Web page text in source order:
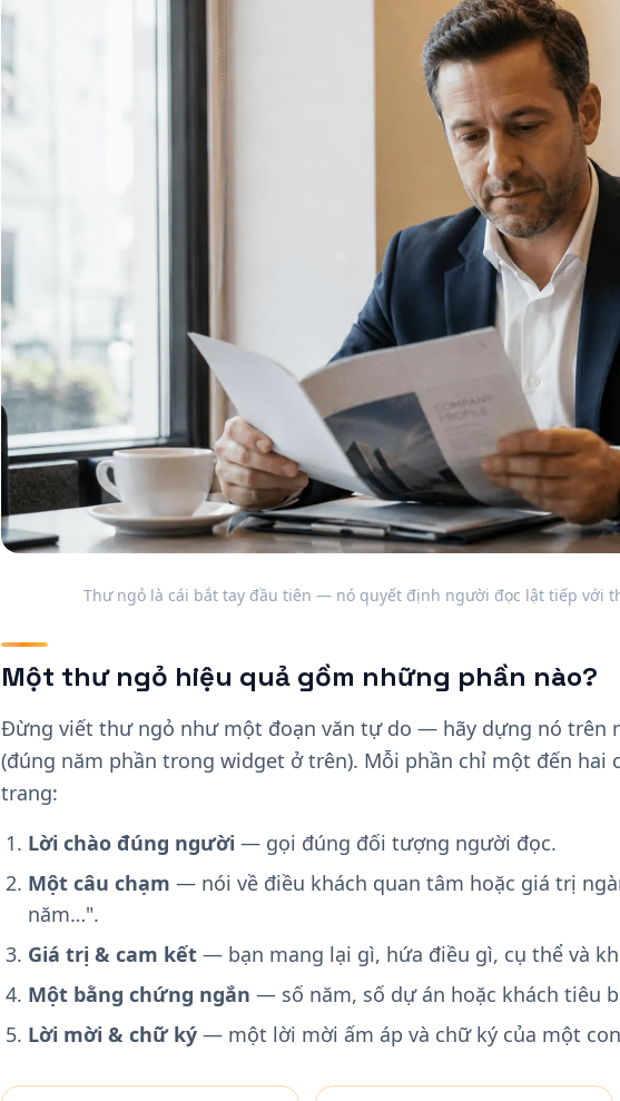
Thư ngỏ là cái bắt tay đầu tiên — nó quyết định người đọc lật tiếp với
Một thư ngỏ hiệu quả gồm những phần nào?
Đừng viết thư ngỏ như một đoạn văn tự do — hãy dựng nó trên
(đúng năm phần trong widget ở trên). Mỗi phần chỉ một đến hai
trang:
Lời chào đúng người — gọi đúng đối tượng người đọc.
Một câu chạm — nói về điều khách quan tâm hoặc giá trị
năm…".
Giá trị & cam kết — bạn mang lại gì, hứa điều gì, cụ thể và
Một bằng chứng ngắn — số năm, số dự án hoặc khách tiêu
Lời mời & chữ ký — một lời mời ấm áp và chữ ký của một